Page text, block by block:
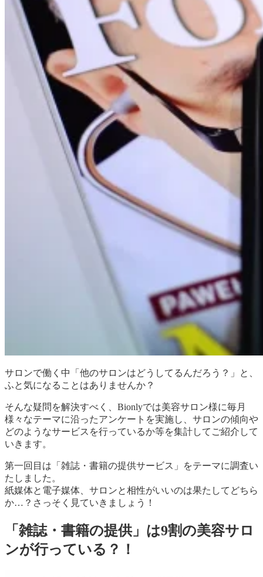
サロンで働く中「他のサロンはどうしてるんだろう？」と、
ふと気になることはありませんか？
そんな疑問を解決すべく、Bionlyでは美容サロン様に毎月
様々なテーマに沿ったアンケートを実施し、サロンの傾向や
どのようなサービスを行っているか等を集計してご紹介して
いきます。
第一回目は「雑誌・書籍の提供サービス」をテーマに調査い
たしました。
紙媒体と電子媒体、サロンと相性がいいのは果たしてどちら
か…？さっそく見ていきましょう！
「雑誌・書籍の提供」は9割の美容サロ
ンが行っている？！